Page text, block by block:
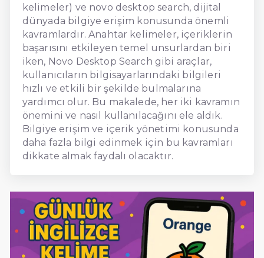
kelimeler) ve novo desktop search, dijital
dünyada bilgiye erişim konusunda önemli
kavramlardır. Anahtar kelimeler, içeriklerin
başarısını etkileyen temel unsurlardan biri
iken, Novo Desktop Search gibi araçlar,
kullanıcıların bilgisayarlarındaki bilgileri
hızlı ve etkili bir şekilde bulmalarına
yardımcı olur. Bu makalede, her iki kavramın
önemini ve nasıl kullanılacağını ele aldık.
Bilgiye erişim ve içerik yönetimi konusunda
daha fazla bilgi edinmek için bu kavramları
dikkate almak faydalı olacaktır.